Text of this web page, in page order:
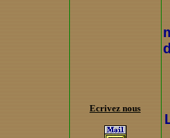
Ecrivez nous